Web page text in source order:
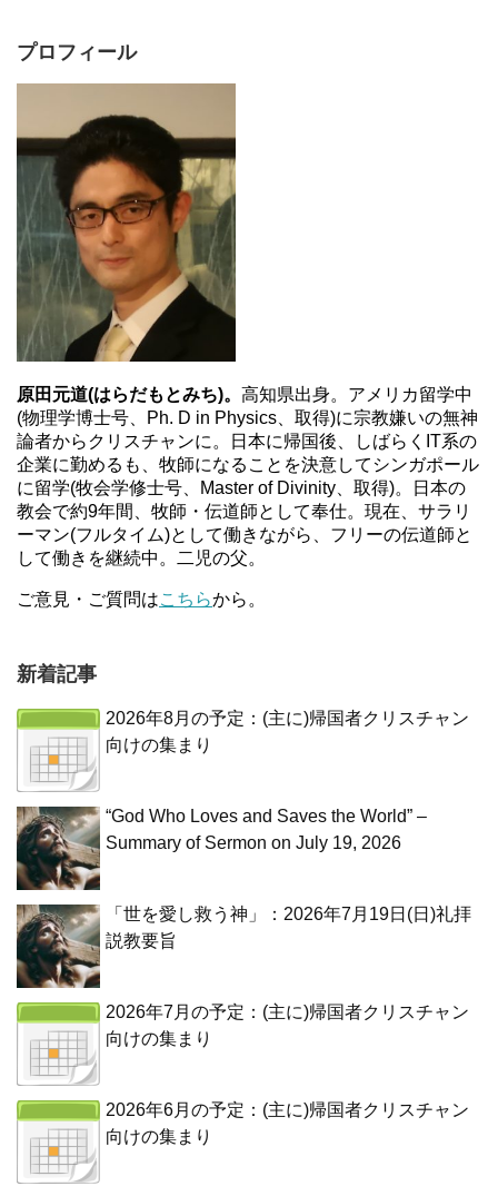
プロフィール
原田元道(はらだもとみち)。 高知県出身。アメリカ留学中
(物理学博士号、Ph. D in Physics、取得)に宗教嫌いの無神
論者からクリスチャンに。日本に帰国後、しばらくIT系の
企業に勤めるも、牧師になることを決意してシンガポール
に留学(牧会学修士号、Master of Divinity、取得)。日本の
教会で約9年間、牧師・伝道師として奉仕。現在、サラリ
ーマン(フルタイム)として働きながら、フリーの伝道師と
して働きを継続中。二児の父。
ご意見・ご質問はこちらから。
新着記事
2026年8月の予定：(主に)帰国者クリスチャン
向けの集まり
“God Who Loves and Saves the World” –
Summary of Sermon on July 19, 2026
「世を愛し救う神」：2026年7月19日(日)礼拝
説教要旨
2026年7月の予定：(主に)帰国者クリスチャン
向けの集まり
2026年6月の予定：(主に)帰国者クリスチャン
向けの集まり